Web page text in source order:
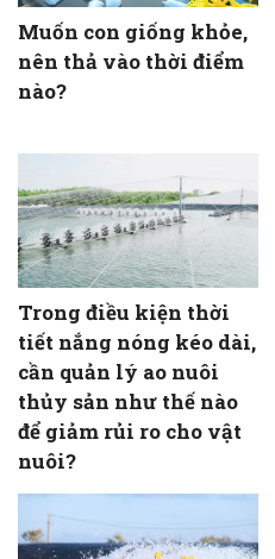
Muốn con giống khỏe,
nên thả vào thời điểm
nào?
Trong điều kiện thời
tiết nắng nóng kéo dài,
cần quản lý ao nuôi
thủy sản như thế nào
để giảm rủi ro cho vật
nuôi?